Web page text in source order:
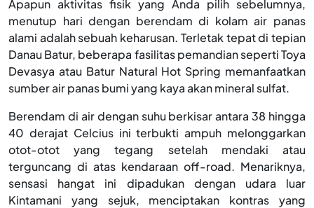
Apapun aktivitas fisik yang Anda pilih sebelumnya,
menutup hari dengan berendam di kolam air panas
alami adalah sebuah keharusan. Terletak tepat di tepian
Danau Batur, beberapa fasilitas pemandian seperti Toya
Devasya atau Batur Natural Hot Spring memanfaatkan
sumber air panas bumi yang kaya akan mineral sulfat.
Berendam di air dengan suhu berkisar antara 38 hingga
40 derajat Celcius ini terbukti ampuh melonggarkan
otot-otot yang tegang setelah mendaki atau
terguncang di atas kendaraan off-road. Menariknya,
sensasi hangat ini dipadukan dengan udara luar
Kintamani yang sejuk, menciptakan kontras yang